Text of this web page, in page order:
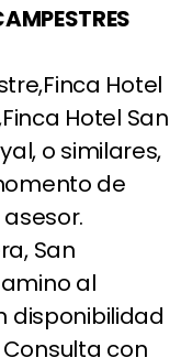
Hotel
Hotel San
o similares,
de
San
al
disponibilidad
con